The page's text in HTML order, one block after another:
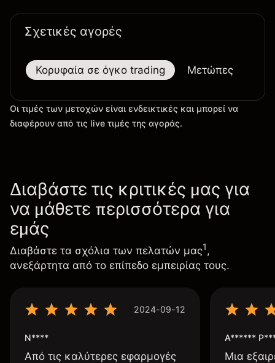
Σχετικές αγορές
Κορυφαία σε όγκο trading Μετώπες
Οι τιμές των μετοχών είναι ενδεικτικές και μπορεί να
διαφέρουν από τις live τιμές της αγοράς.
Διαβάστε τις κριτικές μας για
να μάθετε περισσότερα για
εμάς
Διαβάστε τα σχόλια των πελατών μας1,
ανεξάρτητα από το επίπεδο εμπειρίας τους.
2024-09-12
N****
Από τις καλύτερες εφαρμογές
A******
Μια